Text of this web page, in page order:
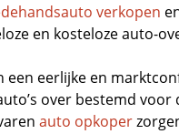
verkopen
en kosteloze auto-
een eerlijke en
over bestemd
auto opkoper